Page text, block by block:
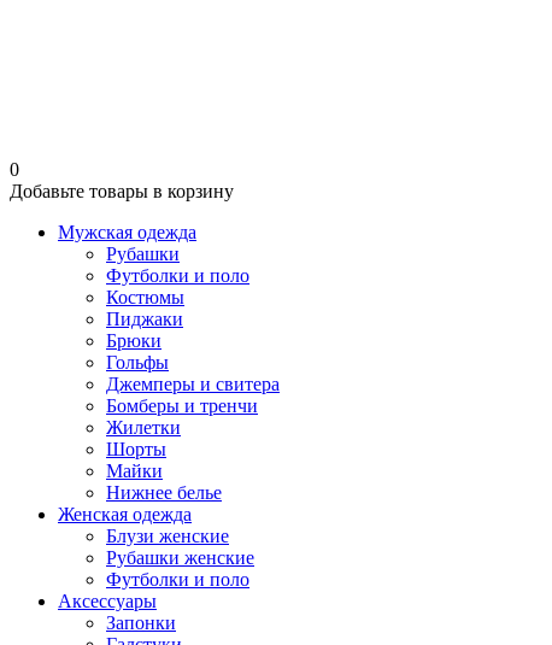
0
Добавьте товары в корзину
Мужская одежда
Рубашки
Футболки и поло
Костюмы
Пиджаки
Брюки
Гольфы
Джемперы и свитера
Бомберы и тренчи
Жилетки
Шорты
Майки
Нижнее белье
Женская одежда
Блузи женские
Рубашки женские
Футболки и поло
Аксессуары
Запонки